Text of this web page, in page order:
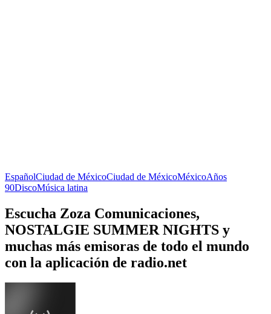
EspañolCiudad de MéxicoCiudad de MéxicoMéxicoAños
90DiscoMúsica latina
Escucha Zoza Comunicaciones,
NOSTALGIE SUMMER NIGHTS y
muchas más emisoras de todo el mundo
con la aplicación de radio.net